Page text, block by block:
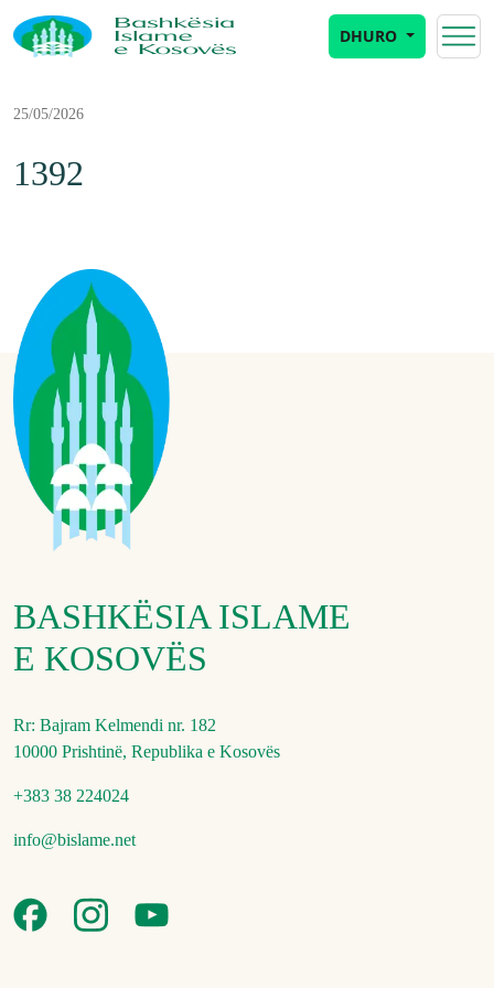
DHURO
25/05/2026
1392
BASHKËSIA ISLAME
E KOSOVËS
Rr: Bajram Kelmendi nr. 182
10000 Prishtinë, Republika e Kosovës
+383 38 224024
info@bislame.net